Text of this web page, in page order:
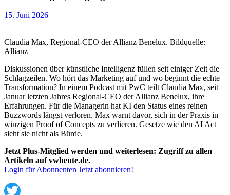
15. Juni 2026
Claudia Max, Regional-CEO der Allianz Benelux. Bildquelle:
Allianz
Diskussionen über künstliche Intelligenz füllen seit einiger Zeit die
Schlagzeilen. Wo hört das Marketing auf und wo beginnt die echte
Transformation? In einem Podcast mit PwC teilt Claudia Max, seit
Januar letzten Jahres Regional-CEO der Allianz Benelux, ihre
Erfahrungen. Für die Managerin hat KI den Status eines reinen
Buzzwords längst verloren. Max warnt davor, sich in der Praxis in
winzigen Proof of Concepts zu verlieren. Gesetze wie den AI Act
sieht sie nicht als Bürde.
Jetzt Plus-Mitglied werden und weiterlesen: Zugriff zu allen
Artikeln auf vwheute.de.
Login für Abonnenten Jetzt abonnieren!